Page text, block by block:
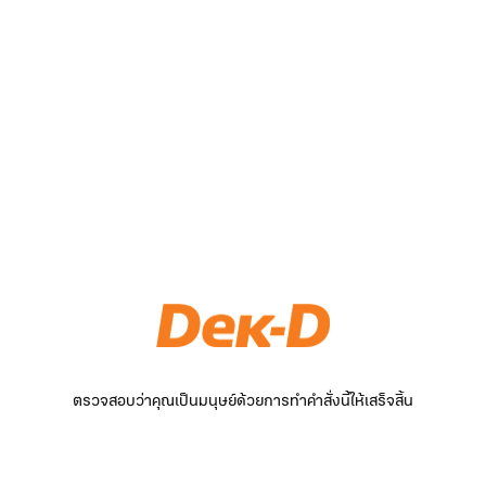
ตรวจสอบว่าคุณเป็นมนุษย์ด้วยการทำคำสั่งนี้ให้เสร็จสิ้น